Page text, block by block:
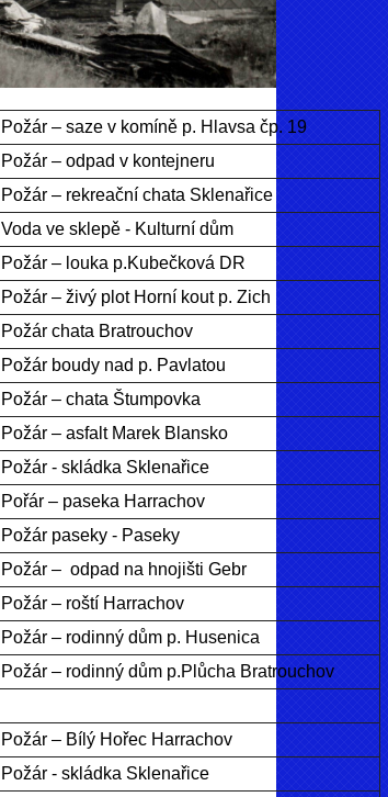
Požár – saze v komíně p. Hlavsa čp. 19
Požár – odpad v kontejneru
Požár – rekreační chata Sklenařice
Voda ve sklepě - Kulturní dům
Požár – louka p.Kubečková DR
Požár – živý plot Horní kout p. Zich
Požár chata Bratrouchov
Požár boudy nad p. Pavlatou
Požár – chata Štumpovka
Požár – asfalt Marek Blansko
Požár - skládka Sklenařice
Pořár – paseka Harrachov
Požár paseky - Paseky
Požár – odpad na hnojišti Gebr
Požár – roští Harrachov
Požár – rodinný dům p. Husenica
Požár – rodinný dům p.Plůcha Bratrouchov
Požár – Bílý Hořec Harrachov
Požár - skládka Sklenařice